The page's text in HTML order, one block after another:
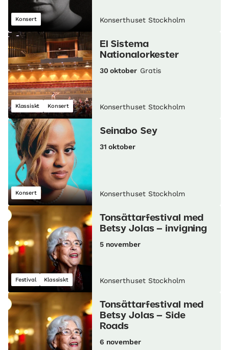
Konsert Konserthuset Stockholm
Klassiskt Konsert
El Sistema
Nationalorkester
30 oktober Gratis
Konserthuset Stockholm
Konsert
Seinabo Sey
31 oktober
Konserthuset Stockholm
Festival Klassiskt
Tonsättarfestival med
Betsy Jolas – invigning
5 november
Konserthuset Stockholm
Tonsättarfestival med
Betsy Jolas – Side
Roads
6 november